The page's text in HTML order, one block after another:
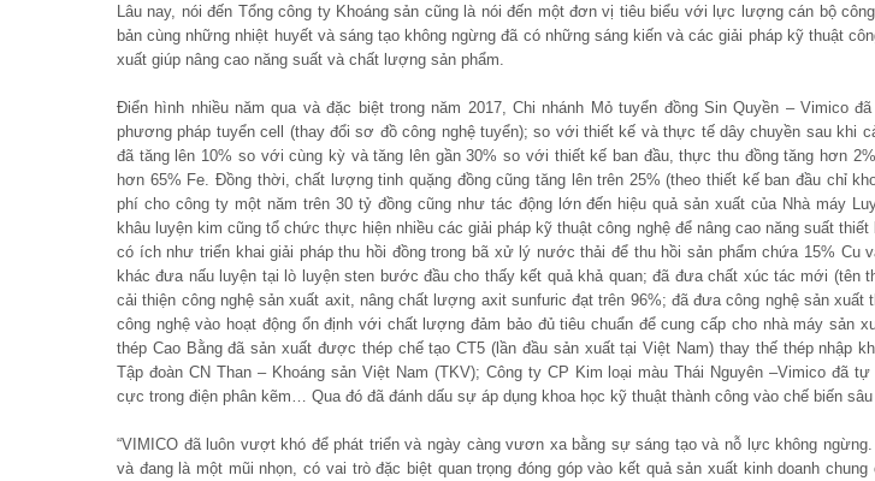
Lâu nay, nói đến Tổng công ty Khoáng sản cũng là nói đến một đơn vị tiêu biểu với lực lượng cán bộ
bản cùng những nhiệt huyết và sáng tạo không ngừng đã có những sáng kiến và các giải pháp kỹ thuật
xuất giúp nâng cao năng suất và chất lượng sản phẩm.
Điển hình nhiều năm qua và đặc biệt trong năm 2017, Chi nhánh Mỏ tuyển đồng Sin Quyền – Vimico
phương pháp tuyển cell (thay đổi sơ đồ công nghệ tuyển); so với thiết kế và thực tế dây chuyền sau khi
đã tăng lên 10% so với cùng kỳ và tăng lên gần 30% so với thiết kế ban đầu, thực thu đồng tăng hơn
hơn 65% Fe. Đồng thời, chất lượng tinh quặng đồng cũng tăng lên trên 25% (theo thiết kế ban đầu chỉ
phí cho công ty một năm trên 30 tỷ đồng cũng như tác động lớn đến hiệu quả sản xuất của Nhà máy
khâu luyện kim cũng tổ chức thực hiện nhiều các giải pháp kỹ thuật công nghệ để nâng cao năng suất
có ích như triển khai giải pháp thu hồi đồng trong bã xử lý nước thải để thu hồi sản phẩm chứa 15% Cu
khác đưa nấu luyện tại lò luyện sten bước đầu cho thấy kết quả khả quan; đã đưa chất xúc tác mới (tên
cải thiện công nghệ sản xuất axit, nâng chất lượng axit sunfuric đạt trên 96%; đã đưa công nghệ sản
công nghệ vào hoạt động ổn định với chất lượng đảm bảo đủ tiêu chuẩn để cung cấp cho nhà máy sản
thép Cao Bằng đã sản xuất được thép chế tạo CT5 (lần đầu sản xuất tại Việt Nam) thay thế thép nhập
Tập đoàn CN Than – Khoáng sản Việt Nam (TKV); Công ty CP Kim loại màu Thái Nguyên –Vimico đã
cực trong điện phân kẽm… Qua đó đã đánh dấu sự áp dụng khoa học kỹ thuật thành công vào chế biến sâu
“VIMICO đã luôn vượt khó để phát triển và ngày càng vươn xa bằng sự sáng tạo và nỗ lực không
và đang là một mũi nhọn, có vai trò đặc biệt quan trọng đóng góp vào kết quả sản xuất kinh doanh chung